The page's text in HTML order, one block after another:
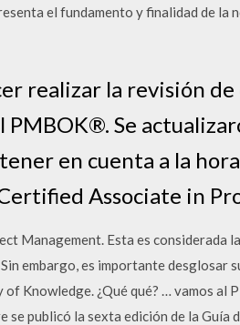
el fundamento y finalidad de
realizar la revisión
Se
en cuenta a la
Associate in
Management. Esta es considerada
embargo, es importante desglosar
Knowledge. ¿Qué qué? … vamos al
se publicó la sexta edición de la